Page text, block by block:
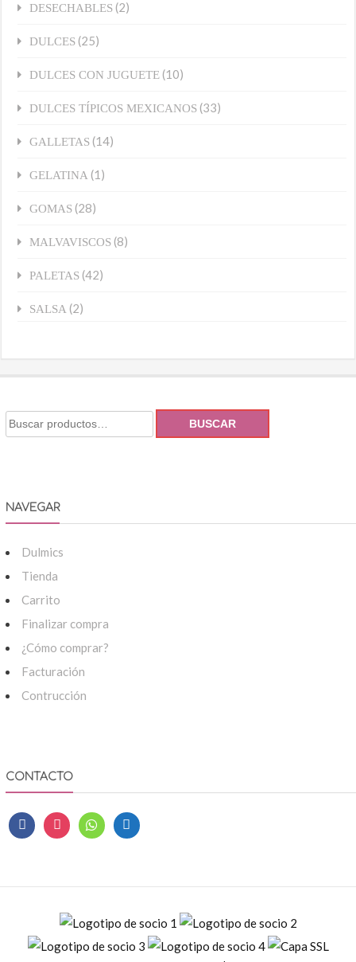
DESECHABLES (2)
DULCES (25)
DULCES CON JUGUETE (10)
DULCES TÍPICOS MEXICANOS (33)
GALLETAS (14)
GELATINA (1)
GOMAS (28)
MALVAVISCOS (8)
PALETAS (42)
SALSA (2)
BUSCAR
NAVEGAR
Dulmics
Tienda
Carrito
Finalizar compra
¿Cómo comprar?
Facturación
Contrucción
CONTACTO